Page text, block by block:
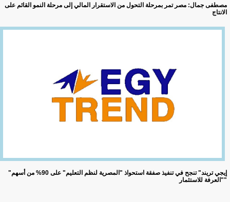
مصطفى جمال: مصر تمر بمرحلة التحول من الاستقرار المالي إلى مرحلة النمو القائم على
الانتاج
"إيجي تريند" تنجح في تنفيذ صفقة استحواذ "المصرية لنظم التعليم" على 90% من أسهم
"العرفة للاستثمار"